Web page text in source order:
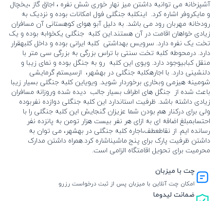
آشپزخانه می توانبه داشتن میز نهار خوری شش نفره ، اجاق گاز ،یخچال
و مایکروفر اشاره کرد. اینکلبه جنگلی فول امکانات بوده و نزدیک به
رودخانه مهربان رود می باشد. به دلیل آبو هوای کوهستانی آن مسافران
زیادی خواهان اقامت در آن هستند.این کلبه جنگلی یکخوابه بوده و یک
تخت یک نفره دارد. سرویس بهداشتی کلبه ایرانی بوده و داخل کلبهقرار
دارد. درمحوطه کلبه تخت سنتی با تراس بزرگی به بزرگی سی متر با
منقل کبابیوجود دارد. ویوی این کلبه رو به جنگل بوده و نمای زیبا و
دلنشینی دارد. با اجارهکلبه جنگلی در بهشهر، ازسیستم گرمایشی
شومینه هیزمی وبخاری برخوردار شوید. ویویاین کلبه جنگلی بسیار زیبا
باعث شده از جنگل های اطراف بسیار جالب دیده شده وروزانه مسافران
زیادی داشته باشد. ظرفیت استاندارد این کلبه جنگلی دوازده نفربوده
ولی برای درکنار هم بودن شما عزیزان گنجایش این کلبه جنگلی را با
احتسابمبلغ اضافه ای به ازای هر نفر بیست هزار تومن به پانزده نفر
رسانده ایم. از نقاطعطف،اجاره کلبه جنگلی در بهشهر، می توان به
داشتن ظرفیت پارک برای پنج ماشیناشاره کرد.همراه داشتن مدارک
محرمیت برای تحویل اقامتگاه الزامی است.
چت با میزبان
امکان چت آنلاین با میزبان پس از ثبت درخواست رزرو
ضمانت لیدوما